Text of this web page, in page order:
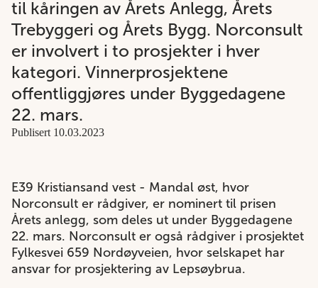
til kåringen av Årets Anlegg, Årets
Trebyggeri og Årets Bygg. Norconsult
er involvert i to prosjekter i hver
kategori. Vinnerprosjektene
offentliggjøres under Byggedagene
22. mars.
Publisert 10.03.2023
E39 Kristiansand vest - Mandal øst, hvor
Norconsult er rådgiver, er nominert til prisen
Årets anlegg, som deles ut under Byggedagene
22. mars. Norconsult er også rådgiver i prosjektet
Fylkesvei 659 Nordøyveien, hvor selskapet har
ansvar for prosjektering av Lepsøybrua.